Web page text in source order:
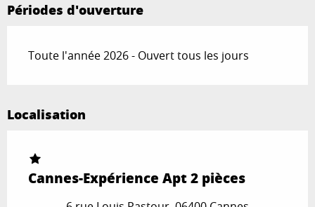
Périodes d'ouverture
Toute l'année 2026 - Ouvert tous les jours
Localisation
Cannes-Expérience Apt 2 pièces